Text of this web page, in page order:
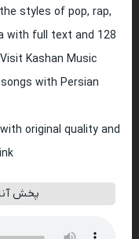
styles of pop, rap,
with full text and 128
Kashan Music
with Persian
original quality and
پخش